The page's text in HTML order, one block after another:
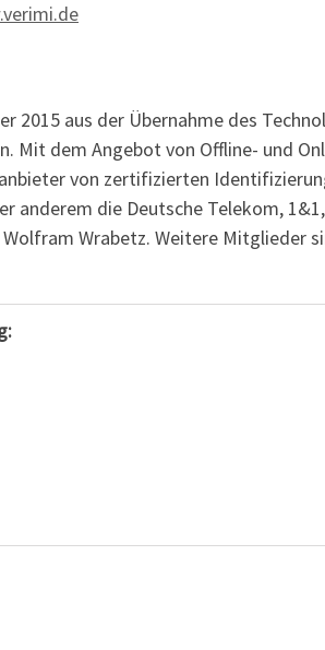
2015 aus der Übernahme des
Mit dem Angebot von Offline- und
von zertifizierten
die Deutsche Telekom,
Wrabetz. Weitere Mitglieder